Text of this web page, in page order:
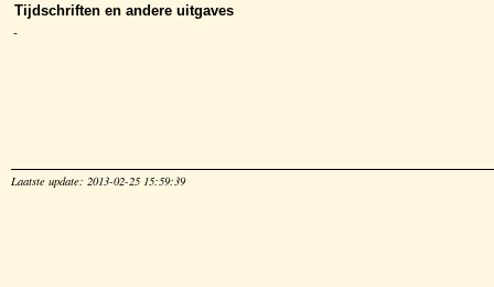
Tijdschriften en andere uitgaves
-
Laatste update: 2013-02-25 15:59:39